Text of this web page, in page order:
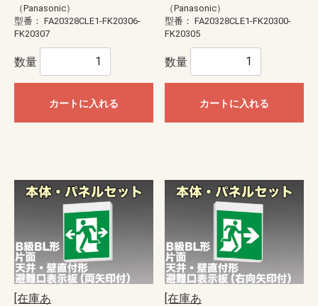
（Panasonic）
型番： FA20328CLE1-FK20306-
FK20307
数量
カートに入れる
（Panasonic）
型番： FA20328CLE1-FK20300-
FK20305
数量
カートに入れる
[在庫あ
[在庫あ